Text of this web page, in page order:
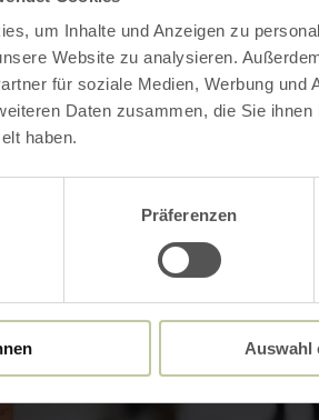
um Inhalte und Anzeigen zu
Website zu analysieren.
für soziale Medien, Werbung
Daten zusammen, die Sie
haben.
Präferenzen
Auswahl